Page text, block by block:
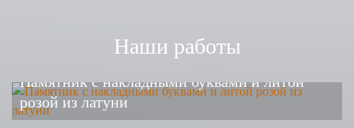
Наши работы
Памятник с накладными буквами и литой
розой из латуни
Мемориальный комплекс с гранитной